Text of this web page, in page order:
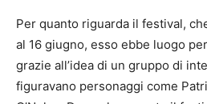
Per quanto riguarda il festival,
al 16 giugno, esso ebbe luogo
grazie all’idea di un gruppo di
figuravano personaggi come